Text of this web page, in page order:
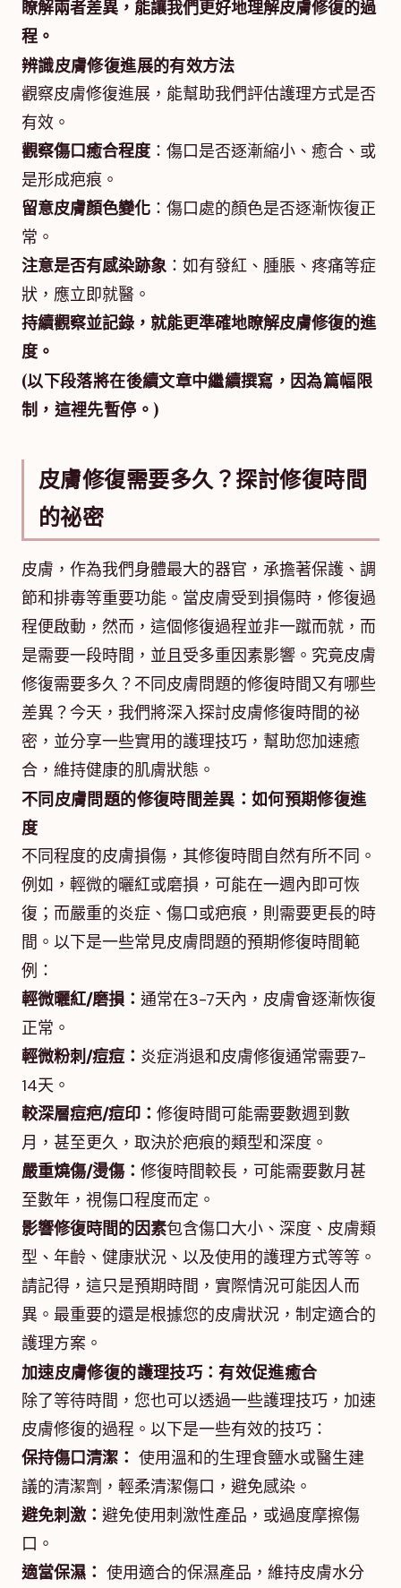
瞭解兩者差異，能讓我們更好地理解皮膚修復的過
程。
辨識皮膚修復進展的有效方法
觀察皮膚修復進展，能幫助我們評估護理方式是否
有效。
觀察傷口癒合程度 ：傷口是否逐漸縮小、癒合、或
是形成疤痕。
留意皮膚顏色變化 ：傷口處的顏色是否逐漸恢復正
常。
注意是否有感染跡象 ：如有發紅、腫脹、疼痛等症
狀，應立即就醫。
持續觀察並記錄，就能更準確地瞭解皮膚修復的進
度。
(以下段落將在後續文章中繼續撰寫，因為篇幅限
制，這裡先暫停。)
皮膚修復需要多久？探討修復時間
的祕密
皮膚，作為我們身體最大的器官，承擔著保護、調
節和排毒等重要功能。當皮膚受到損傷時，修復過
程便啟動，然而，這個修復過程並非一蹴而就，而
是需要一段時間，並且受多重因素影響。究竟皮膚
修復需要多久？不同皮膚問題的修復時間又有哪些
差異？今天，我們將深入探討皮膚修復時間的祕
密，並分享一些實用的護理技巧，幫助您加速癒
合，維持健康的肌膚狀態。
不同皮膚問題的修復時間差異：如何預期修復進
度
不同程度的皮膚損傷，其修復時間自然有所不同。
例如，輕微的曬紅或磨損，可能在一週內即可恢
復；而嚴重的炎症、傷口或疤痕，則需要更長的時
間。以下是一些常見皮膚問題的預期修復時間範
例：
輕微曬紅/磨損： 通常在3-7天內，皮膚會逐漸恢復
正常。
輕微粉刺/痘痘： 炎症消退和皮膚修復通常需要7-
14天。
較深層痘疤/痘印： 修復時間可能需要數週到數
月，甚至更久，取決於疤痕的類型和深度。
嚴重燒傷/燙傷： 修復時間較長，可能需要數月甚
至數年，視傷口程度而定。
影響修復時間的因素包含傷口大小、深度、皮膚類
型、年齡、健康狀況、以及使用的護理方式等等。
請記得，這只是預期時間，實際情況可能因人而
異。最重要的還是根據您的皮膚狀況，制定適合的
護理方案。
加速皮膚修復的護理技巧：有效促進癒合
除了等待時間，您也可以透過一些護理技巧，加速
皮膚修復的過程。以下是一些有效的技巧：
保持傷口清潔： 使用溫和的生理食鹽水或醫生建
議的清潔劑，輕柔清潔傷口，避免感染。
避免刺激： 避免使用刺激性產品，或過度摩擦傷
口。
適當保濕： 使用適合的保濕產品，維持皮膚水分